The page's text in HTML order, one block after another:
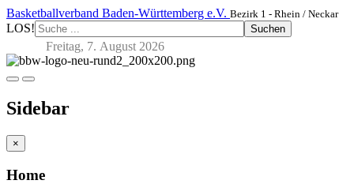
Basketballverband Baden-Württemberg e.V. Bezirk 1 - Rhein / Neckar
LOS! Suchen
Freitag, 7. August 2026
Sidebar
×
Home